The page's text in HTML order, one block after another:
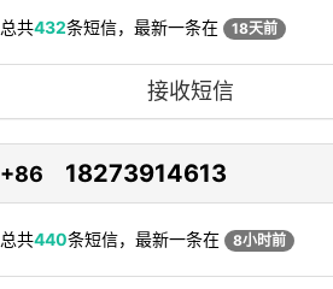
总共432条短信，最新一条在 18天前
接收短信
+86 18273914613
总共440条短信，最新一条在 8小时前